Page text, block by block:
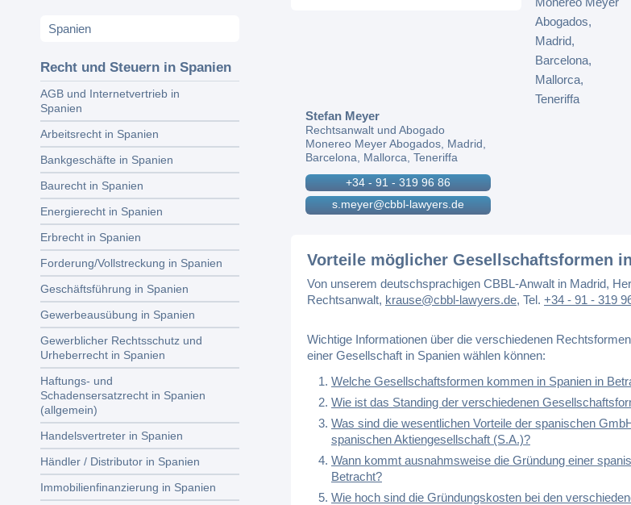
Recht und Steuern in Spanien
AGB und Internetvertrieb in
Spanien
Arbeitsrecht in Spanien
Bankgeschäfte in Spanien
Baurecht in Spanien
Energierecht in Spanien
Erbrecht in Spanien
Forderung/Vollstreckung in Spanien
Geschäftsführung in Spanien
Gewerbeausübung in Spanien
Gewerblicher Rechtsschutz und
Urheberrecht in Spanien
Haftungs- und
Schadensersatzrecht in Spanien
(allgemein)
Handelsvertreter in Spanien
Händler / Distributor in Spanien
Immobilienfinanzierung in Spanien
Stefan Meyer
Rechtsanwalt und Abogado
Monereo Meyer Abogados, Madrid,
Barcelona, Mallorca, Teneriffa
+34 - 91 - 319 96 86
s.meyer@cbbl-lawyers.de
Vorteile möglicher Gesellschaftsformen
Von unserem deutschsprachigen CBBL-Anwalt in Madrid,
Rechtsanwalt, krause@cbbl-lawyers.de, Tel. +34 - 91 - 319
Wichtige Informationen über die verschiedenen
einer Gesellschaft in Spanien wählen können:
Welche Gesellschaftsformen kommen in Spanien in
Wie ist das Standing der verschiedenen
Was sind die wesentlichen Vorteile der spanischen
spanischen Aktiengesellschaft (S.A.)?
Wann kommt ausnahmsweise die Gründung einer
Betracht?
Wie hoch sind die Gründungskosten bei den